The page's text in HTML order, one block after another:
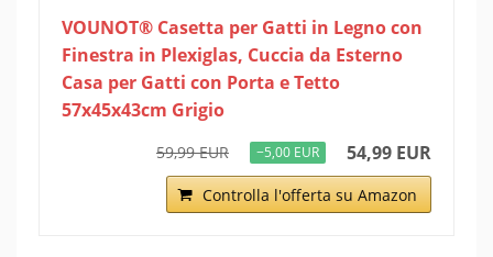
VOUNOT® Casetta per Gatti in Legno con
Finestra in Plexiglas, Cuccia da Esterno
Casa per Gatti con Porta e Tetto
57x45x43cm Grigio
59,99 EUR −5,00 EUR 54,99 EUR
Controlla l'offerta su Amazon